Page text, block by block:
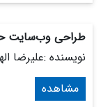
طراحی وب‌سایت
نویسنده :علیرضا
مشاهده